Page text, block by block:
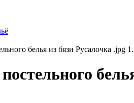
белья из бязи Русалочка